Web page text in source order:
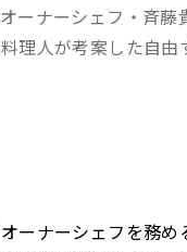
ーナーシェフ・斉藤
理人が考案した自由
ーナーシェフを務め